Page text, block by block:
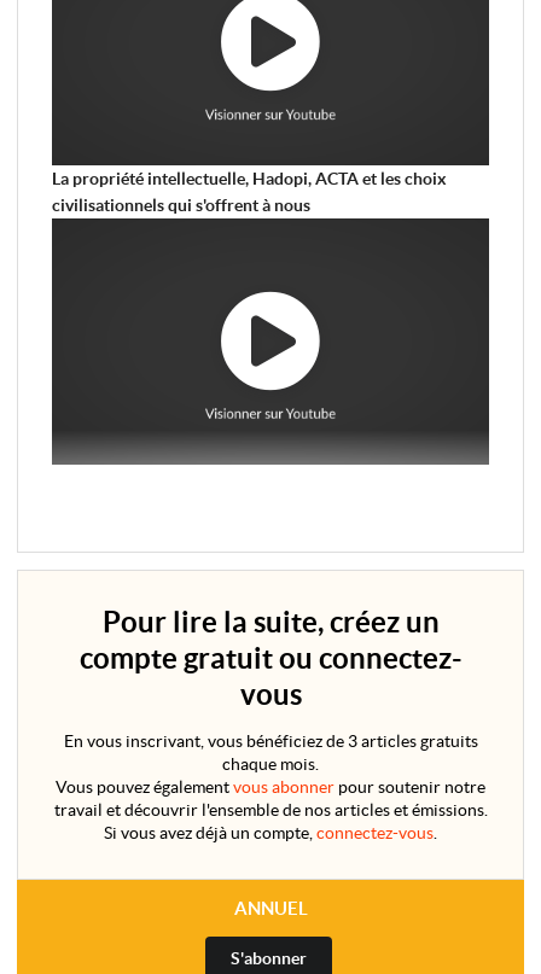
La propriété intellectuelle, Hadopi, ACTA et les choix
civilisationnels qui s'offrent à nous
Pour lire la suite, créez un
compte gratuit ou connectez-
vous
En vous inscrivant, vous bénéficiez de 3 articles gratuits
chaque mois.
Vous pouvez égalementvous abonner pour soutenir notre
travail et découvrir l'ensemble de nos articles et émissions.
Si vous avez déjà un compte, connectez-vous
ANNUEL
S'abonner